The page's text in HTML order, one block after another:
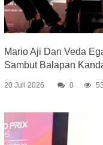
Mario Aji Dan Veda
Sambut Balapan
20 Juli 2026 0 53